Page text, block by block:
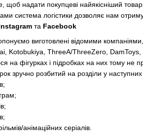
щоб надати покупцеві найякісніший
система логістики дозволяє нам
та Facebook
виготовлені відомими
, Kotobukiya, ThreeA/ThreeZero, DamToys,
на фігурках і підробках на них тому не
зручно розбитий на розділи у наступних
анімаційних серіалів.